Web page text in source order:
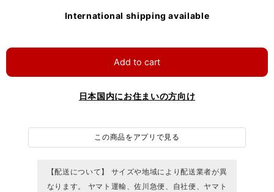
International shipping available
Add to cart
日本国内にお住まいの方向け
この商品をアプリで見る
【配送について】 サイズや地域により配送業者が異
なります。 ヤマト運輸、佐川急便、自社便、ヤマト